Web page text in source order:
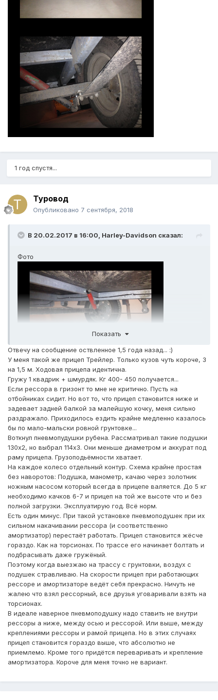
1 год спустя...
Туровод
Опубликовано 7 сентября, 2018
В 20.02.2017 в 16:00, Harley-Davidson сказал:
Фото
Показать
Отвечу на сообщение оствленное 1,5 года назад... :)
У меня такой же прицеп Трейлер. Только кузов чуть короче, 3
на 1,5 м. Ходовая прицепа идентична.
Гружу 1 квадрик + шмурдяк. Кг 400- 450 получается...
Если рессора в гризонт то мне не критично. Пусть на
отбойниках сидит. Но вот то, что прицеп становится ниже и
задевает задней балкой за малейшую кочку, меня сильно
раздражало. Приходилось ездить крайне медленно казалось
бы по мало-мальски ровной грунтовке...
Воткнул пневмопудушки рубена. Рассматривал такие подушки
130х2, но выбрал 114х3. Они меньше диаметром и аккурат под
раму прицепа. Грузоподьёмности хватает.
На каждое колесо отдельный контур. Схема крайне простая
без наворотов: Подушка, манометр, качаю через золотник
ножным насосом который всегда в прицепе валяется. До 5 кг
необходимо качков 6-7 и прицеп на той же высоте что и без
полной загрузки. Эксплуатирую год. Всё норм.
Есть один минус. При такой установке пневмоподушек при их
сильном накачивании рессора (и соответственно
амортизатор) перестаёт работать. Прицеп становится жёсче
гораздо. Как на торсионах. По трассе его начинает болтать и
подбрасывать даже гружёный.
Поэтому когда выезжаю на трассу с грунтовки, воздух с
подушек стравливаю. На скорости прицеп при работающих
рессоре и амортизаторе ведёт себя прекрасно. Ничуть не
жалею что взял рессорный, все друзья уговаривали взять на
торсионах.
В идеале наверное пневмоподушку надо ставить не внутри
рессоры а ниже, между осью и рессорой. Или выше, между
креплениями рессоры и рамой прицепа. Но в этих случаях
прицеп становится гораздо выше, что абсолютно не
приемлемо. Кроме того придётся переваривать и крепление
амортизатора. Короче для меня точно не вариант.